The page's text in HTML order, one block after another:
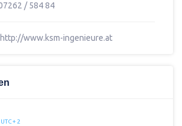
/ 584 84
http://www.ksm-ingenieure.at
UTC + 2